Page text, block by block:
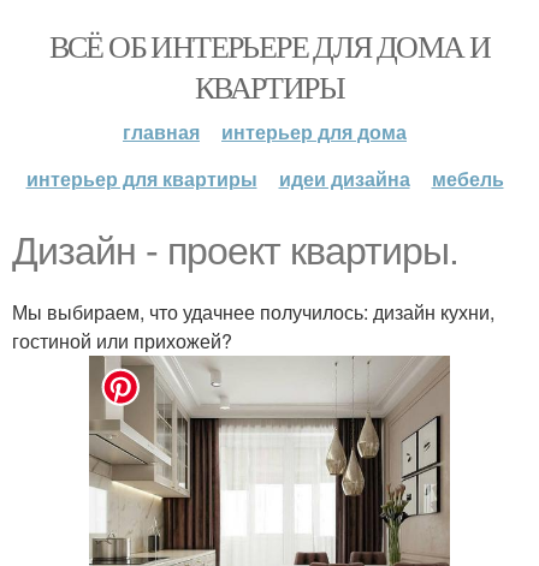
ВСЁ ОБ ИНТЕРЬЕРЕ ДЛЯ ДОМА И
КВАРТИРЫ
главная
интерьер для дома
интерьер для квартиры
идеи дизайна мебель
Дизайн - проект квартиры.
Мы выбираем, что удачнее получилось: дизайн кухни,
гостиной или прихожей?